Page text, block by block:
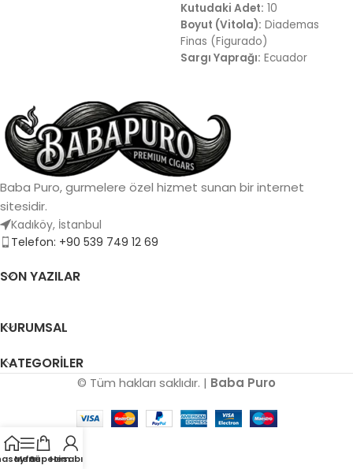
Kutudaki Adet: 10
Boyut (Vitola): Diademas
Finas (Figurado)
Sargı Yaprağı: Ecuador
kremsi doku
Menşei:Dominik Cumhuriyeti
Baba Puro, gurmelere özel hizmet sunan bir internet
sitesidir.
Kadıköy, İstanbul
Telefon: +90 539 749 12 69
SON YAZILAR
KURUMSAL
KATEGORILER
© Tüm hakları saklıdır. | Baba Puro
MenüSepetim
Hesabım